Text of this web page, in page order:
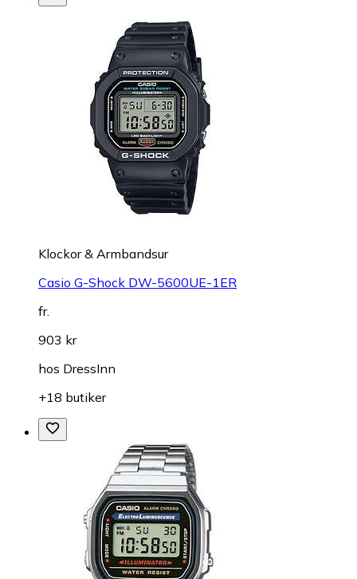
Klockor & Armbandsur
Casio G-Shock DW-5600UE-1ER
fr.
903 kr
hos DressInn
+18 butiker